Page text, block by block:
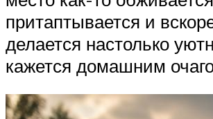
притаптывается и
делается настолько
кажется домашним